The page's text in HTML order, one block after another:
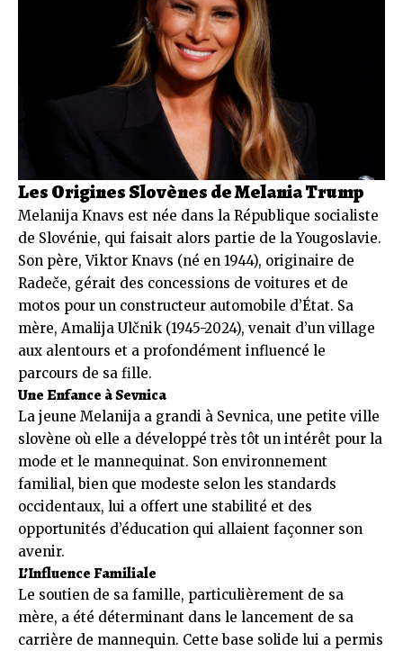
Les Origines Slovènes de Melania Trump
Melanija Knavs est née dans la République socialiste
de Slovénie, qui faisait alors partie de la Yougoslavie.
Son père, Viktor Knavs (né en 1944), originaire de
Radeče, gérait des concessions de voitures et de
motos pour un constructeur automobile d’État. Sa
mère, Amalija Ulčnik (1945-2024), venait d’un village
aux alentours et a profondément influencé le
parcours de sa fille.
Une Enfance à Sevnica
La jeune Melanija a grandi à Sevnica, une petite ville
slovène où elle a développé très tôt un intérêt pour la
mode et le mannequinat. Son environnement
familial, bien que modeste selon les standards
occidentaux, lui a offert une stabilité et des
opportunités d’éducation qui allaient façonner son
avenir.
L’Influence Familiale
Le soutien de sa famille, particulièrement de sa
mère, a été déterminant dans le lancement de sa
carrière de mannequin. Cette base solide lui a permis